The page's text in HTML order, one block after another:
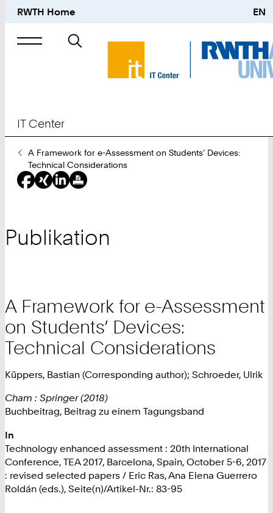
RWTH Home EN
Suche
nach
IT Center
Sie
sind
hier:
A Framework for e-Assessment on Students’ Devices:
Technical Considerations
Publikation
A Framework for e-Assessment
on Students’ Devices:
Technical Considerations
Küppers, Bastian (Corresponding author); Schroeder, Ulrik
Cham : Springer (2018)
Buchbeitrag, Beitrag zu einem Tagungsband
In
Technology enhanced assessment : 20th International
Conference, TEA 2017, Barcelona, Spain, October 5-6, 2017
: revised selected papers / Eric Ras, Ana Elena Guerrero
Roldán (eds.), Seite(n)/Artikel-Nr.: 83-95